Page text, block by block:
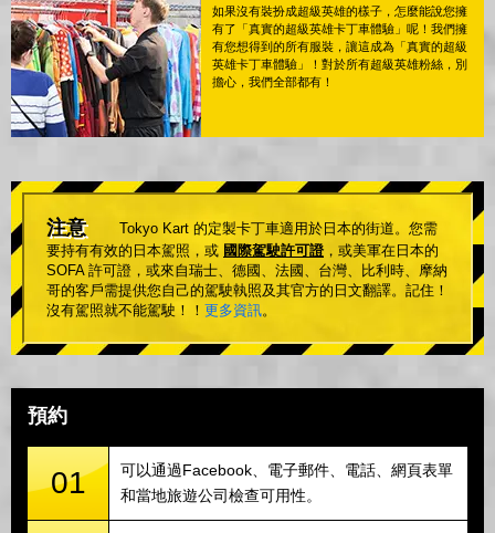
如果沒有裝扮成超級英雄的樣子，怎麼能說您擁
有了「真實的超級英雄卡丁車體驗」呢！我們擁
有您想得到的所有服裝，讓這成為「真實的超級
英雄卡丁車體驗」！對於所有超級英雄粉絲，別
擔心，我們全部都有！
注意
Tokyo Kart 的定製卡丁車適用於日本的街道。您需
要持有有效的日本駕照，或 國際駕駛許可證 ，或美軍在日本的
SOFA 許可證，或來自瑞士、德國、法國、台灣、比利時、摩納
哥的客戶需提供您自己的駕駛執照及其官方的日文翻譯。記住！
沒有駕照就不能駕駛！！ 更多資訊。
預約
01
可以通過Facebook、電子郵件、電話、網頁表單
和當地旅遊公司檢查可用性。